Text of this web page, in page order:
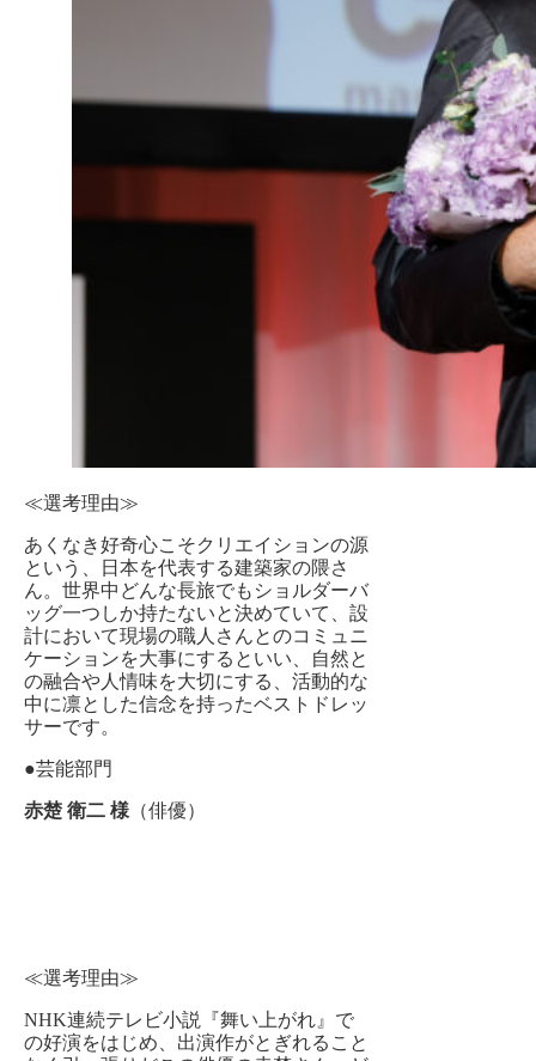
≪選考理由≫
あくなき好奇心こそクリエイションの源
という、日本を代表する建築家の隈さ
ん。世界中どんな長旅でもショルダーバ
ッグ一つしか持たないと決めていて、設
計において現場の職人さんとのコミュニ
ケーションを大事にするといい、自然と
の融合や人情味を大切にする、活動的な
中に凛とした信念を持ったベストドレッ
サーです。
●芸能部門
赤楚 衛二 様 （俳優）
≪選考理由≫
NHK連続テレビ小説『舞い上がれ』で
の好演をはじめ、出演作がとぎれること